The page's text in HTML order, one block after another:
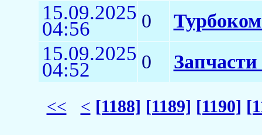
15.09.2025
04:56 0
15.09.2025
04:52 0
<< < [1188] [1189] [1190]